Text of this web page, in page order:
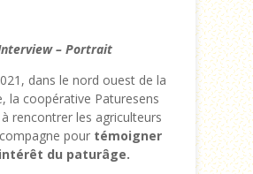
– Portrait
dans le nord ouest de la
la coopérative Paturesens
à rencontrer les agriculteurs
pour témoigner
du paturâge.